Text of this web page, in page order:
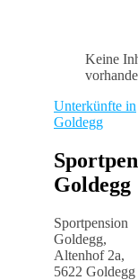
Keine
Unterkünfte in
Goldegg
Goldegg
Sportpension
Goldegg,
Altenhof 2a,
5622 Goldegg